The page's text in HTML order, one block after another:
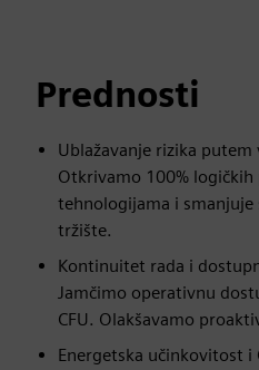
Prednosti
Ublažavanje rizika
Otkrivamo 100%
tehnologijama i smanjuje
tržište.
Kontinuitet rada i
Jamčimo operativnu
CFU. Olakšavamo
Energetska učinkovitost i